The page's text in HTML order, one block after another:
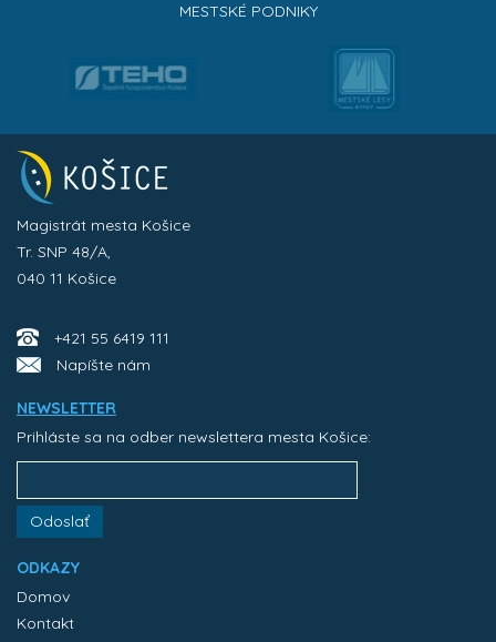
MESTSKÉ PODNIKY
Magistrát mesta Košice
Tr. SNP 48/A,
040 11 Košice
+421 55 6419 111
Napíšte nám
NEWSLETTER
Prihláste sa na odber newslettera mesta Košice:
Odoslať
ODKAZY
Domov
Kontakt